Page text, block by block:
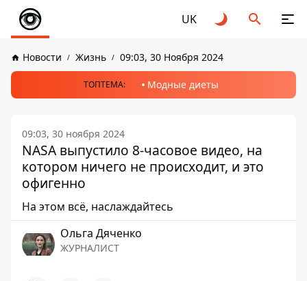
UK
Новости Жизнь 09:03, 30 Ноября 2024
ТОПТЕМА: Модные диеты
09:03, 30 ноября 2024
NASA выпустило 8-часовое видео, на
котором ничего не происходит, и это
офигенно
На этом всё, наслаждайтесь
Ольга Дяченко
ЖУРНАЛИСТ